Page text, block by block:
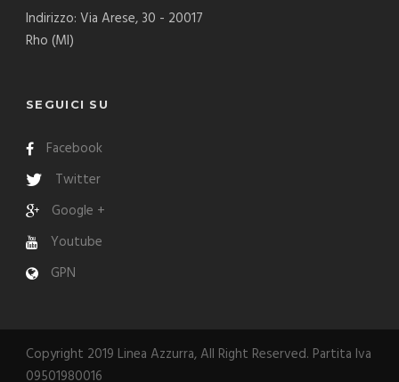
Indirizzo: Via Arese, 30 - 20017
Rho (MI)
SEGUICI SU
Facebook
Twitter
Google +
Youtube
GPN
Copyright 2019 Linea Azzurra, All Right Reserved. Partita Iva
09501980016